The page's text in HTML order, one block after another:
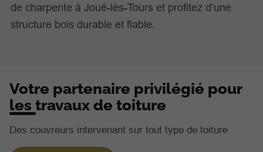
de charpente à Joué-lès-Tours et profitez d’une
structure bois durable et fiable.
Votre partenaire privilégié pour
les travaux de toiture
Des couvreurs intervenant sur tout type de toiture